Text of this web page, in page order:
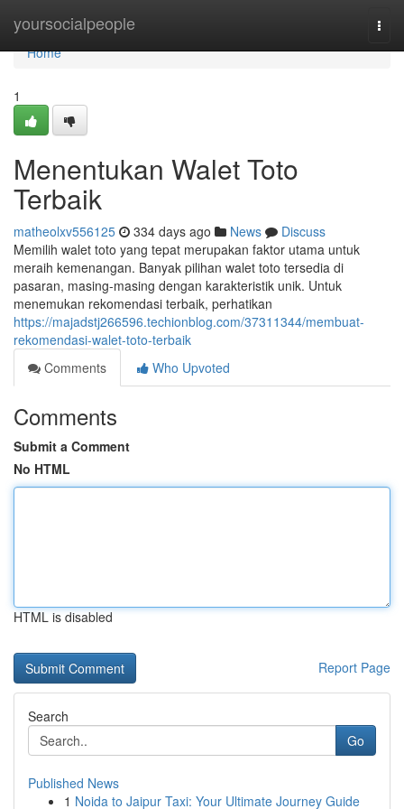
yoursocialpeople
Home
Home
1
Menentukan Walet Toto
Terbaik
matheolxv556125 334 days ago News
Discuss
Memilih walet toto yang tepat merupakan faktor utama untuk
meraih kemenangan. Banyak pilihan walet toto tersedia di
pasaran, masing-masing dengan karakteristik unik. Untuk
menemukan rekomendasi terbaik, perhatikan
https://majadstj266596.techionblog.com/37311344/membuat-
rekomendasi-walet-toto-terbaik
Comments
Who Upvoted
Comments
Submit a Comment
No HTML
HTML is disabled
Report Page
Search
Go
Published News
1 Noida to Jaipur Taxi: Your Ultimate Journey Guide